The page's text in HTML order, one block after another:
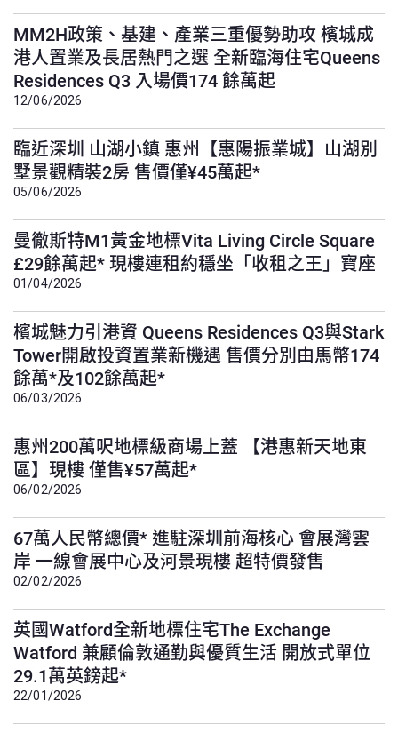
MM2H政策、基建、產業三重優勢助攻 檳城成
港人置業及長居熱門之選 全新臨海住宅Queens
Residences Q3 入場價174 餘萬起
12/06/2026
臨近深圳 山湖小鎮 惠州【惠陽振業城】山湖別
墅景觀精裝2房 售價僅¥45萬起*
05/06/2026
曼徹斯特M1黃金地標Vita Living Circle Square
£29餘萬起* 現樓連租約穩坐「收租之王」寶座
01/04/2026
檳城魅力引港資 Queens Residences Q3與Stark
Tower開啟投資置業新機遇 售價分別由馬幣174
餘萬*及102餘萬起*
06/03/2026
惠州200萬呎地標級商場上蓋 【港惠新天地東
區】現樓 僅售¥57萬起*
06/02/2026
67萬人民幣總價* 進駐深圳前海核心 會展灣雲
岸 一線會展中心及河景現樓 超特價發售
02/02/2026
英國Watford全新地標住宅The Exchange
Watford 兼顧倫敦通勤與優質生活 開放式單位
29.1萬英鎊起*
22/01/2026